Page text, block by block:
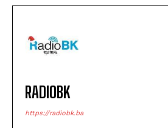
RADIOBK
https://radiobk.ba